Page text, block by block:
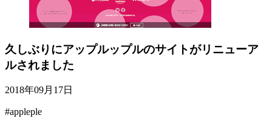
久しぶりにアップルップルのサイトがリニューア
ルされました
2018年09月17日
#appleple